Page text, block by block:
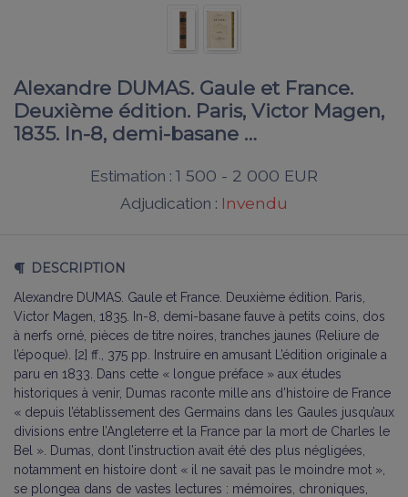
Alexandre DUMAS. Gaule et France.
Deuxième édition. Paris, Victor Magen,
1835. In-8, demi-basane …
Estimation : 1 500 - 2 000 EUR
Adjudication : Invendu
DESCRIPTION
Alexandre DUMAS. Gaule et France. Deuxième édition. Paris,
Victor Magen, 1835. In-8, demi-basane fauve à petits coins, dos
à nerfs orné, pièces de titre noires, tranches jaunes (Reliure de
l’époque). [2] ff., 375 pp. Instruire en amusant L’édition originale a
paru en 1833. Dans cette « longue préface » aux études
historiques à venir, Dumas raconte mille ans d’histoire de France
« depuis l’établissement des Germains dans les Gaules jusqu’aux
divisions entre l’Angleterre et la France par la mort de Charles le
Bel ». Dumas, dont l’instruction avait été des plus négligées,
notamment en histoire dont « il ne savait pas le moindre mot »,
se plongea dans de vastes lectures : mémoires, chroniques,